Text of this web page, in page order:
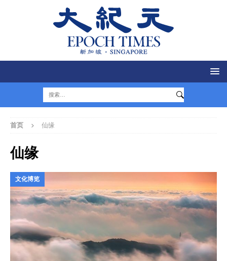
首页 仙缘
仙缘
文化博览